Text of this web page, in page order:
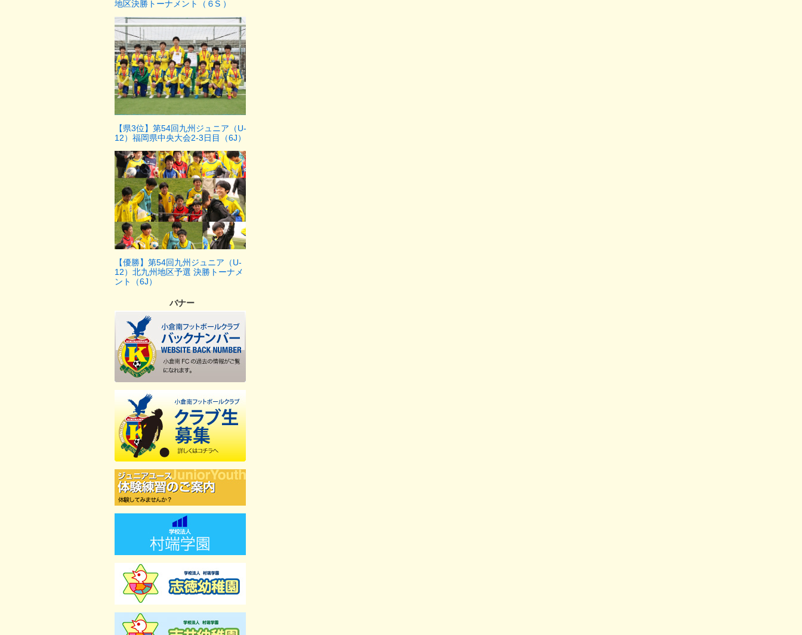
地区決勝トーナメント（６S ）
【県3位】第54回九州ジュニア（U-
12）福岡県中央大会2-3日目（6J）
【優勝】第54回九州ジュニア（U-
12）北九州地区予選 決勝トーナメ
ント（6J）
バナー